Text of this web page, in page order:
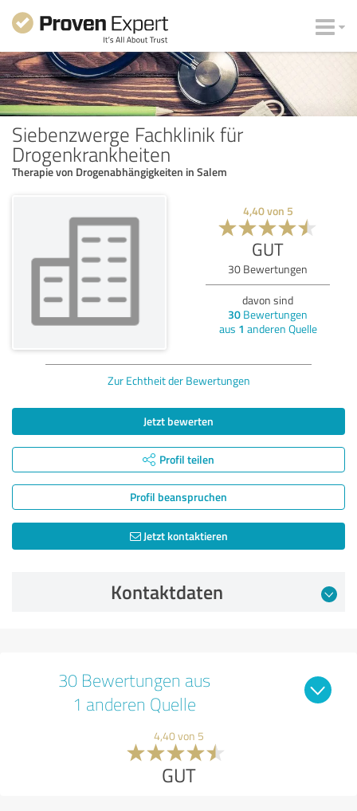
Siebenzwerge Fachklinik für
Drogenkrankheiten
Therapie von Drogenabhängigkeiten in Salem
4,40von 5
GUT
30 Bewertungen
davon sind
30 Bewertungen
aus 1 anderen Quelle
Zur Echtheit der Bewertungen
Jetzt bewerten
Profil teilen
Profil beanspruchen
Jetzt kontaktieren
Kontaktdaten
30 Bewertungen aus
1 anderen Quelle
4,40 von 5
GUT